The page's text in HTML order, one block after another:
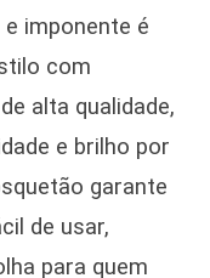
imponente é
com
alta qualidade,
e brilho por
garante
de usar,
para quem